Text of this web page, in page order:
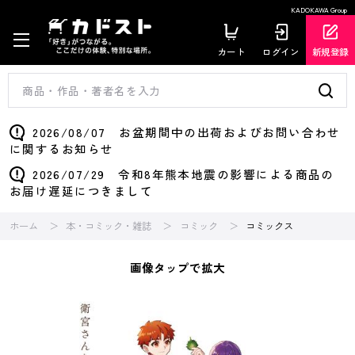
KADOKAWA Group
カート ログイン 新規登録
2026/08/07 お盆期間中の出荷およびお問い合わせ
に関するお知らせ
2026/07/29 令和8年熊本地震の影響による商品の
お届け遅延につきまして
ホーム 本・コミック・雑誌 コミック コミックス
画像タップで拡大